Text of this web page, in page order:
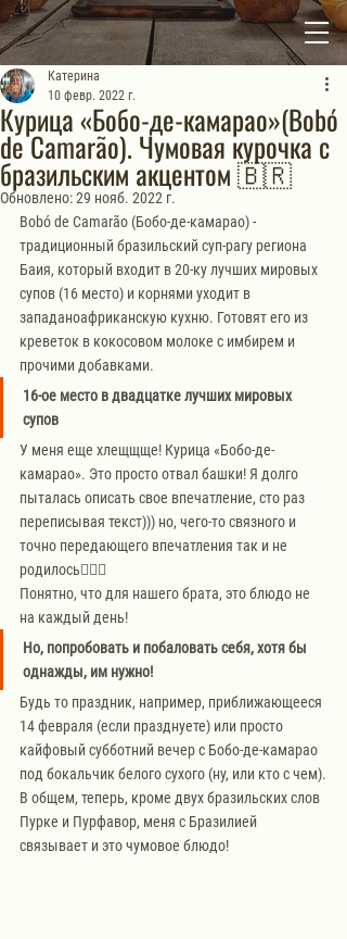
Курица «Бобо-де-камарао»(Bobó
de Camarão). Чумовая курочка с
бразильским акцентом 🇧🇷
Катерина
10 февр. 2022 г.
Обновлено:29 нояб. 2022 г.
Bobó de Camarão (Бобо-де-камарао) -
традиционный бразильский суп-рагу региона
Баия, который входит в 20-ку лучших мировых
супов (16 место) и корнями уходит в
западаноафриканскую кухню. Готовят его из
креветок в кокосовом молоке с имбирем и
прочими добавками.
16-ое место в двадцатке лучших мировых
супов
У меня еще хлещщще! Курица «Бобо-де-
камарао». Это просто отвал башки! Я долго
пыталась описать свое впечатление, сто раз
переписывая текст))) но, чего-то связного и
точно передающего впечатления так и не
родилось🤦🏼‍♀️
Понятно, что для нашего брата, это блюдо не
на каждый день!
Но, попробовать и побаловать себя, хотя бы
однажды, им нужно!
Будь то праздник, например, приближающееся
14 февраля (если празднуете) или просто
кайфовый субботний вечер с Бобо-де-камарао
под бокальчик белого сухого (ну, или кто с чем).
В общем, теперь, кроме двух бразильских слов
Пурке и Пурфавор, меня с Бразилией
связывает и это чумовое блюдо!